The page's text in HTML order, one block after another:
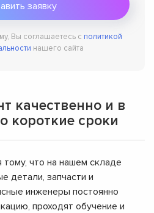
Вы соглашаетесь с политикой
нашего сайта
качественно и в
короткие сроки
что на нашем складе
детали, запчасти и
инженеры постоянно
проходят обучение и